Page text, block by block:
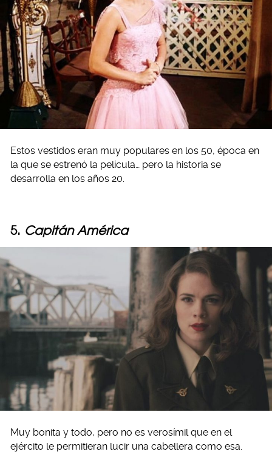
Estos vestidos eran muy populares en los 50, época en
la que se estrenó la película… pero la historia se
desarrolla en los años 20.
5. Capitán América
Muy bonita y todo, pero no es verosímil que en el
ejército le permitieran lucir una cabellera como esa.